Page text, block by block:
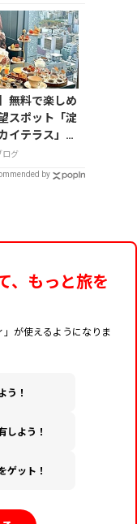
無料で楽しめ
スポット「淀
イテラス」と
タヌーンテ
ログ
by
、もっと旅を
が使えるようになりま
う！
しよう！
ゲット！